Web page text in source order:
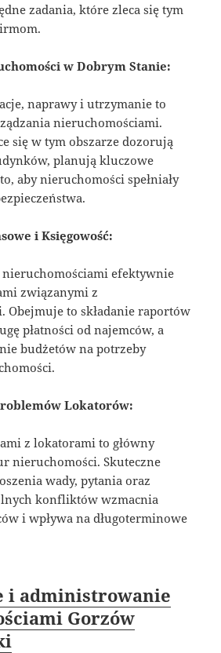
zadania, które zleca się tym
w Dobrym Stanie:
naprawy i utrzymanie to
nieruchomościami.
się w tym obszarze dozorują
planują kluczowe
aby nieruchomości spełniały
i Księgowość:
efektywnie
związanymi z
Obejmuje to składanie raportów
płatności od najemców, a
budżetów na potrzeby
Lokatorów:
z lokatorami to główny
nieruchomości. Skuteczne
wady, pytania oraz
konfliktów wzmacnia
i wpływa na długoterminowe
i administrowanie
Gorzów